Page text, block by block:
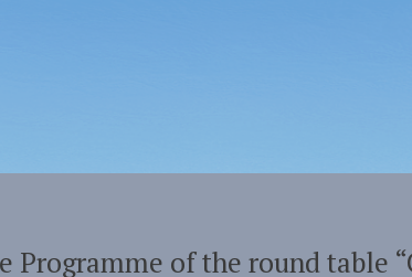
Programme of the round table